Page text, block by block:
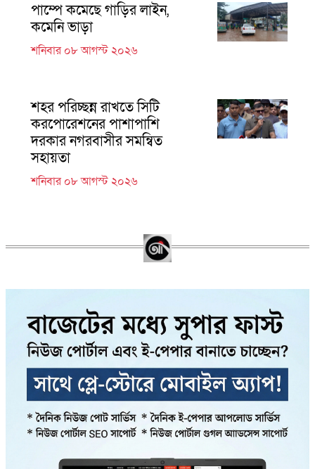
পাম্পে কমেছে গাড়ির লাইন,
কমেনি ভাড়া
শনিবার ০৮ আগস্ট ২০২৬
শহর পরিচ্ছন্ন রাখতে সিটি
করপোরেশনের পাশাপাশি
দরকার নগরবাসীর সমন্বিত
সহায়তা
শনিবার ০৮ আগস্ট ২০২৬